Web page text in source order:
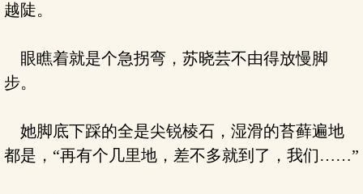
越陡。
眼瞧着就是个急拐弯，苏晓芸不由得放慢脚
步。
她脚底下踩的全是尖锐棱石，湿滑的苔藓遍地
都是，“再有个几里地，差不多就到了，我们……”